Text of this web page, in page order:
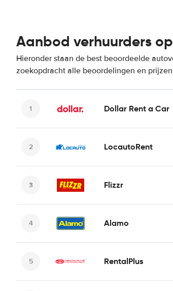
Aanbod verhuurders
Hieronder staan de best beoordeelde
zoekopdracht alle beoordelingen en
Dollar Rent a Car
LocautoRent
Flizzr
Alamo
RentalPlus